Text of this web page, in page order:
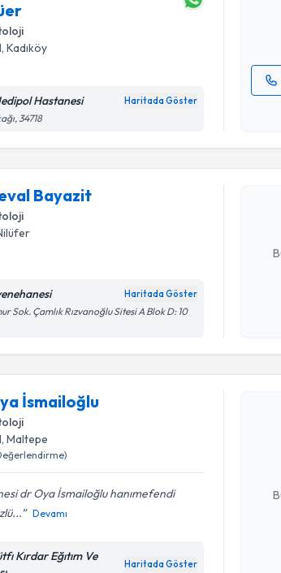
, Kadıköy
Hastanesi Haritada Göster
34718
Bayazit
Haritada Göster
Sok. Çamlık Rızvanoğlu Sitesi A Blok D: 10
Dr. Neval
uzmandan
İsmailoğlu
, Maltepe
dr Oya İsmailoğlu hanımefendi
Devamı
Kırdar Eğıtım Ve
Haritada Göster
Randevu